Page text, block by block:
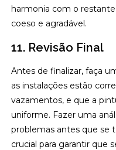
harmonia com o
coeso e agradável.
11. Revisão Final
Antes de finalizar, faça
as instalações estão
vazamentos, e que a
uniforme. Fazer uma
problemas antes que se
crucial para garantir que